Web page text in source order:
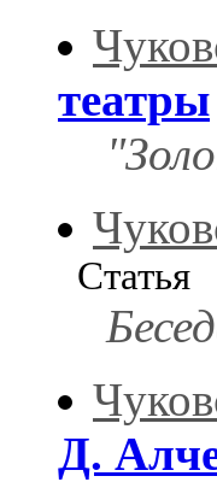
театры
Статья
Д.